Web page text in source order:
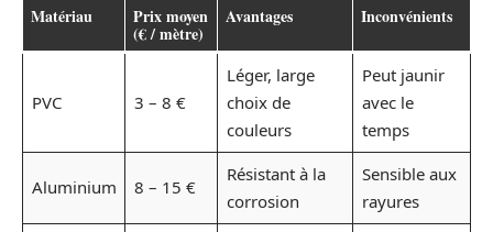
Matériau Prix moyen
(€ / mètre)
Avantages Inconvénients
PVC 3 – 8 €
Léger, large
choix de
couleurs
Peut jaunir
avec le
temps
Aluminium 8 – 15 €
Résistant à la
corrosion
Sensible aux
rayures